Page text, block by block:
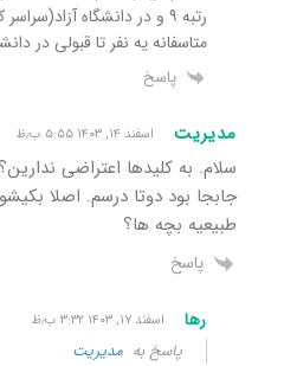
رتبه ۹ و در دانشگاه
متاسفانه یه نفر تا قبولی در
پاسخ
مدیریت اسفند ۱۴, ۱۴۰۳ ۵:۵۵ ب٫ظ
سلام. به کلیدها اعتراضی
جابجا بود دوتا درسم. اصلا
طبیعیه بچه ها؟
پاسخ
رها اسفند ۱۷, ۱۴۰۳ ۳:۳۲ ب٫ظ
پاسخ به مدیریت